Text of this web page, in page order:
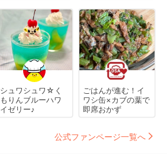
シュワシュワ☆く
もりんブルーハワ
イゼリー♪
ごはんが進む！イ
ワシ缶×カブの葉で
即席おかず
公式ファンページ一覧へ